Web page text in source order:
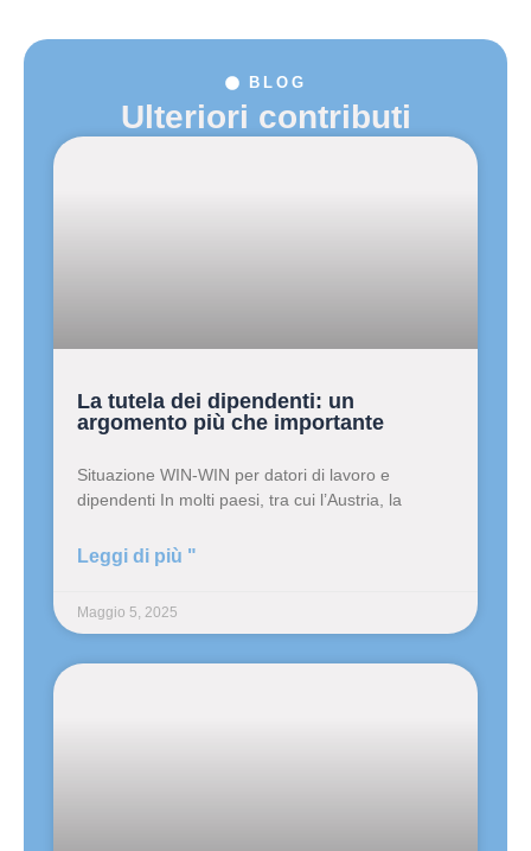
BLOG
Ulteriori contributi
La tutela dei dipendenti: un
argomento più che importante
Situazione WIN-WIN per datori di lavoro e
dipendenti In molti paesi, tra cui l’Austria, la
Leggi di più "
Maggio 5, 2025